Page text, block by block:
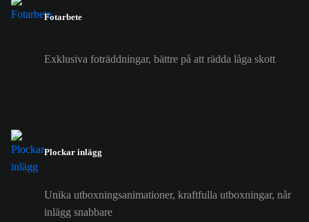
Fotarbete
Exklusiva foträddningar, bättre på att rädda låga skott
Plockar inlägg
Unika utboxningsanimationer, kraftfulla utboxningar, når
inlägg snabbare